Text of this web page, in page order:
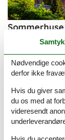
Slovenien er
landskab lige fra
vinmarker.
boede, og lad jer
OmOslo
Nødvendige
derfor ikke
Hvis du giver
du os med at
videresendt